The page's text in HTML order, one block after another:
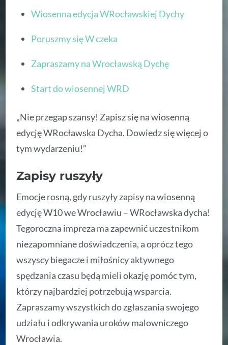
Wiosenna edycja WRocławskiej Dychy
Poruszmy się W czeka
Zapraszamy na Wrocławską Dychę
Start do wiosennej WRD
„Nie przegap szansy! Zapisz się na wiosenną
edycję WRocławska Dycha. Dowiedz się więcej o
tym wydarzeniu!”
Zapisy ruszyły
Emocje rosną, gdy ruszyły zapisy na wiosenną
edycję W10 we Wrocławiu – WRocławska dycha!
Tegoroczna impreza ma zapewnić uczestnikom
niezapomniane doświadczenia, a oprócz tego
wszyscy biegacze i miłośnicy aktywnego
spędzania czasu będą mieli okazję pomóc tym,
którzy najbardziej potrzebują wsparcia.
Zapraszamy wszystkich do zgłaszania swojego
udziału i odkrywania uroków malowniczego
Wrocławia.